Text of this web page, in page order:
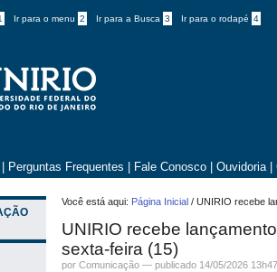
Ir para o menu 2 Ir para a Busca 3 Ir para o rodapé 4
Perguntas Frequentes Fale Conosco Ouvidoria
Você está aqui: Página Inicial /UNIRIO recebe
UNIRIO recebe
sexta-feira (15)
porComunicação —publicado 14/05/2026